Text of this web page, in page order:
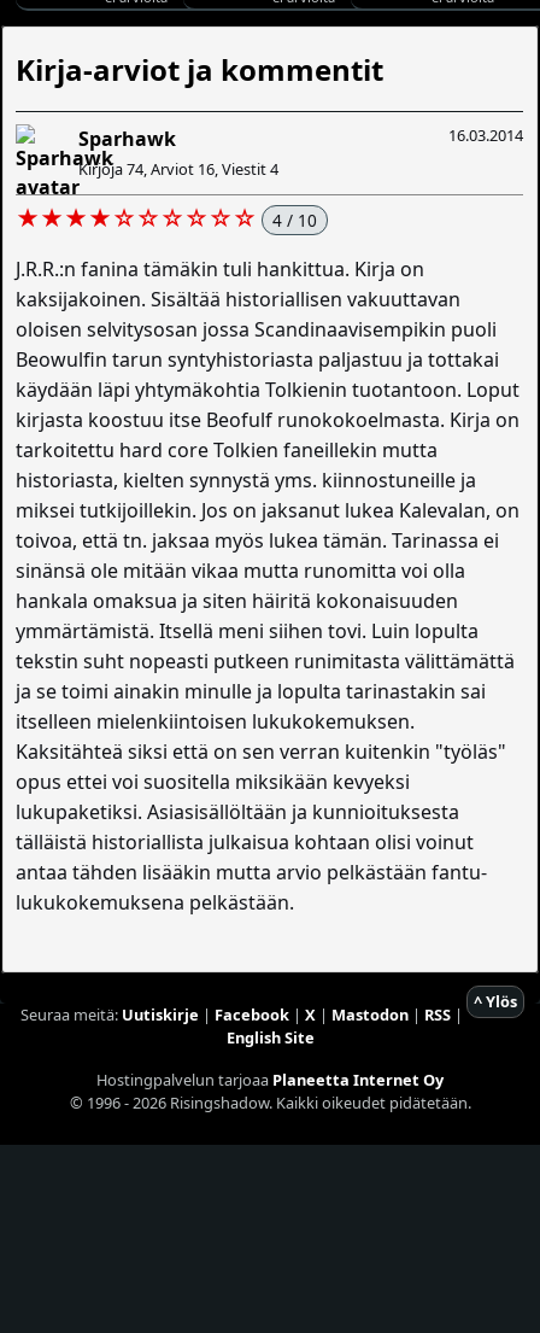
Kirja-arviot ja kommentit
16.03.2014
Sparhawk
Kirjoja 74, Arviot 16, Viestit 4
★★★★☆☆☆☆☆☆ 4 / 10
J.R.R.:n fanina tämäkin tuli hankittua. Kirja on
kaksijakoinen. Sisältää historiallisen vakuuttavan
oloisen selvitysosan jossa Scandinaavisempikin puoli
Beowulfin tarun syntyhistoriasta paljastuu ja tottakai
käydään läpi yhtymäkohtia Tolkienin tuotantoon. Loput
kirjasta koostuu itse Beofulf runokokoelmasta. Kirja on
tarkoitettu hard core Tolkien faneillekin mutta
historiasta, kielten synnystä yms. kiinnostuneille ja
miksei tutkijoillekin. Jos on jaksanut lukea Kalevalan, on
toivoa, että tn. jaksaa myös lukea tämän. Tarinassa ei
sinänsä ole mitään vikaa mutta runomitta voi olla
hankala omaksua ja siten häiritä kokonaisuuden
ymmärtämistä. Itsellä meni siihen tovi. Luin lopulta
tekstin suht nopeasti putkeen runimitasta välittämättä
ja se toimi ainakin minulle ja lopulta tarinastakin sai
itselleen mielenkiintoisen lukukokemuksen.
Kaksitähteä siksi että on sen verran kuitenkin "työläs"
opus ettei voi suositella miksikään kevyeksi
lukupaketiksi. Asiasisällöltään ja kunnioituksesta
tälläistä historiallista julkaisua kohtaan olisi voinut
antaa tähden lisääkin mutta arvio pelkästään fantu-
lukukokemuksena pelkästään.
^ Ylös
Seuraa meitä: Uutiskirje | Facebook| X| Mastodon| RSS|
English Site
Hostingpalvelun tarjoaa Planeetta Internet Oy
© 1996 - 2026 Risingshadow. Kaikki oikeudet pidätetään.